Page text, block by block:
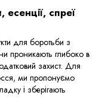
спреї
для боротьби з
проникають глибоко в
захист. Для
ми пропонуємо
і зберігають